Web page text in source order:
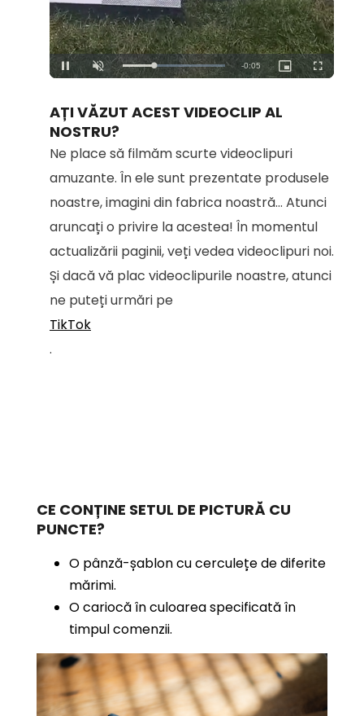
Unmute Loaded:
100.00%
AȚI VĂZUT ACEST VIDEOCLIP AL
NOSTRU?
Ne place să filmăm scurte videoclipuri
amuzante. În ele sunt prezentate produsele
noastre, imagini din fabrica noastră... Atunci
aruncați o privire la acestea! În momentul
actualizării paginii, veți vedea videoclipuri noi.
Și dacă vă plac videoclipurile noastre, atunci
ne puteți urmări pe
TikTok
.
CE CONȚINE SETUL DE PICTURĂ CU
PUNCTE?
O pânză-șablon cu cerculețe de diferite
mărimi.
O cariocă în culoarea specificată în
timpul comenzii.